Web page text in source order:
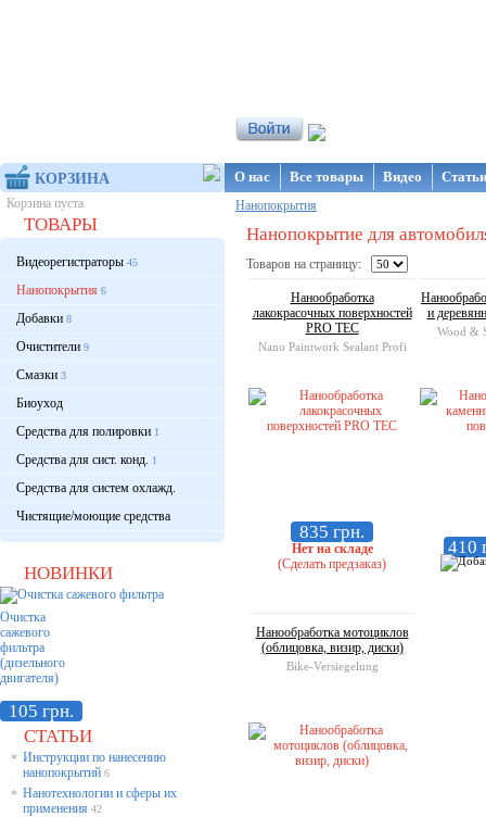
КОРЗИНА
Корзина пуста
ТОВАРЫ
Видеорегистраторы 45
Нанопокрытия 6
Добавки 8
Очистители 9
Смазки 3
Биоуход
Средства для полировки 1
Средства для сист. конд. 1
Средства для систем охлажд.
Чистящие/моющие средства
НОВИНКИ
Очистка
сажевого
фильтра
(дизельного
двигателя)
105 грн.
СТАТЬИ
* Инструкции по нанесению
нанопокрытий 6
* Нанотехнологии и сферы их
применения 42
О нас Все товары Видео
Нанопокрытия
Нанопокрытие для
Товаров на страницу:
Нанообработка
лакокрасочных поверхностей
PRO TEC
Nano Paintwork Sealant Profi
835 грн.
Нет на складе
(Сделать предзаказ)
и
Wood &
410
Нанообработка мотоциклов
(облицовка, визир, диски)
Bike-Versiegelung